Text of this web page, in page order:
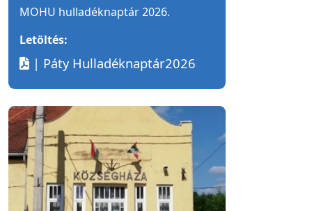
MOHU hulladéknaptár 2026.
Letöltés:
| Páty Hulladéknaptár2026